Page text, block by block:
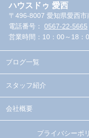
ハウスドゥ 愛西
〒496-8007 愛知県愛西
電話番号： 0567-22-5665
営業時間：10：00～18：
ブログ一覧
スタッフ紹介
会社概要
プライバシーポ